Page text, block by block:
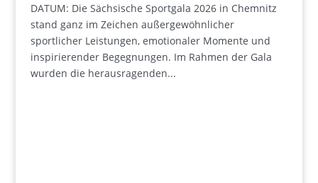
DATUM: Die Sächsische Sportgala 2026 in Chemnitz
stand ganz im Zeichen außergewöhnlicher
sportlicher Leistungen, emotionaler Momente und
inspirierender Begegnungen. Im Rahmen der Gala
wurden die herausragenden...